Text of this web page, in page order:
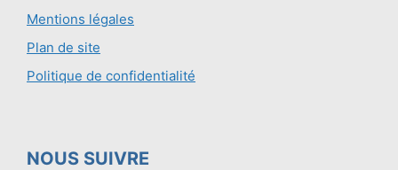
Mentions légales
Plan de site
Politique de confidentialité
NOUS SUIVRE